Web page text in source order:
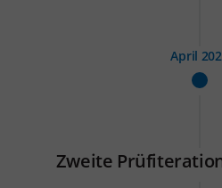
April
Zweite